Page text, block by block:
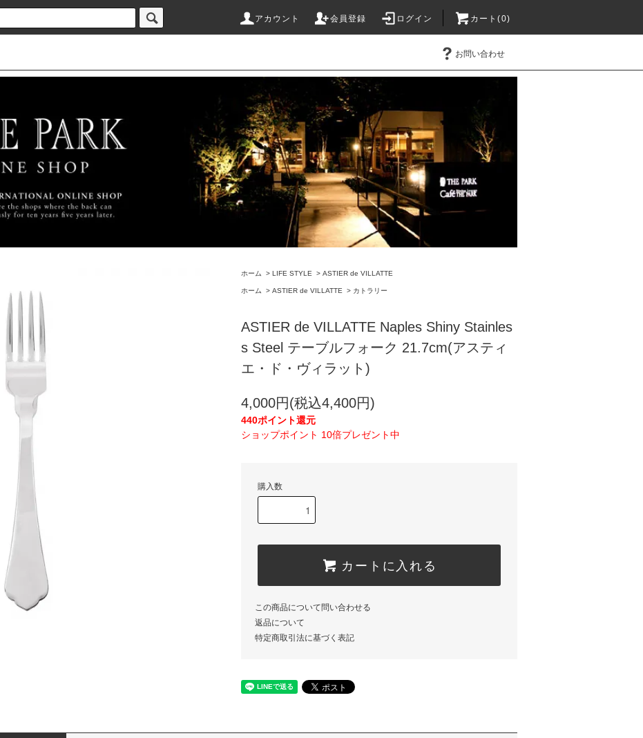
アカウント 会員登録 ログイン カート(0)
お問い合わせ
ホーム > LIFE STYLE > ASTIER de VILLATTE
ホーム > ASTIER de VILLATTE > カトラリー
ASTIER de VILLATTE Naples Shiny Stainles
s Steel テーブルフォーク 21.7cm(アスティ
エ・ド・ヴィラット)
4,000円(税込4,400円)
440ポイント還元
ショップポイント 10倍プレゼント中
購入数
カートに入れる
この商品について問い合わせる
返品について
特定商取引法に基づく表記